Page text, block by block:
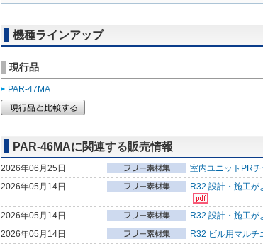
機種ラインアップ
現行品
PAR-47MA
PAR-46MAに関連する販売情報
2026年06月25日
室内ユニットPRチ
2026年05月14日
R32 設計・施工が
2026年05月14日
R32 設計・施工が
2026年05月14日
R32 ビル用マルチ